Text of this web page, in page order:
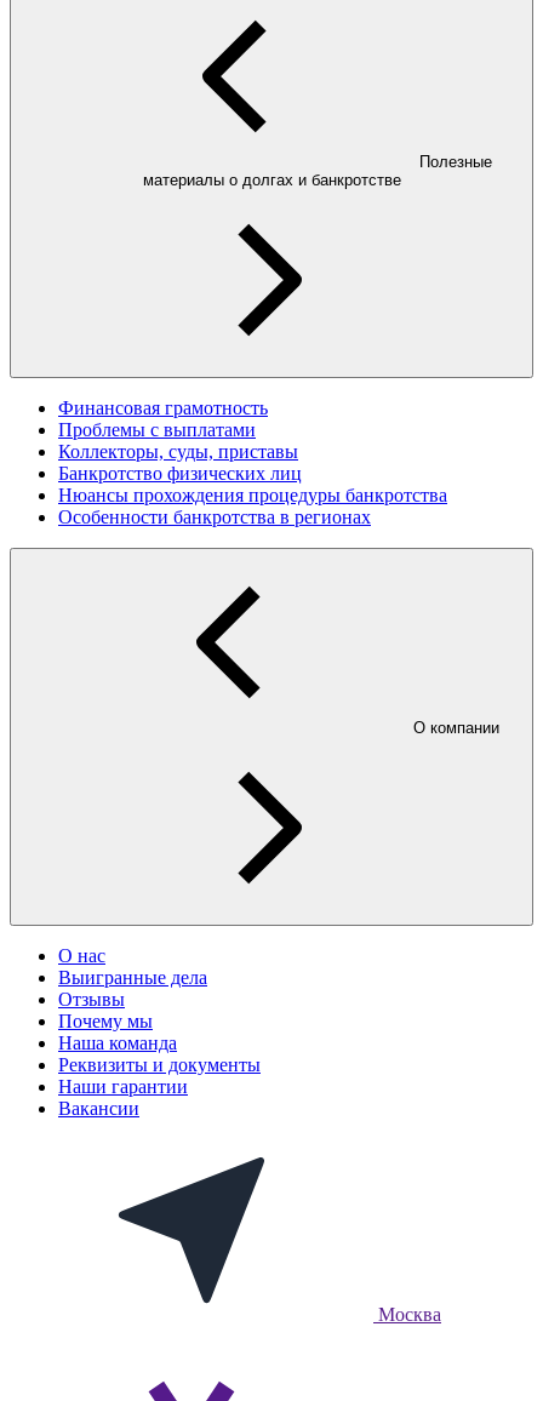
Полезные
материалы о долгах и банкротстве
Финансовая грамотность
Проблемы с выплатами
Коллекторы, суды, приставы
Банкротство физических лиц
Нюансы прохождения процедуры банкротства
Особенности банкротства в регионах
О компании
О нас
Выигранные дела
Отзывы
Почему мы
Наша команда
Реквизиты и документы
Наши гарантии
Вакансии
Москва